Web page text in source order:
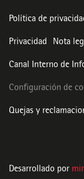
Política de
Privacidad Nota
Canal Interno de
Configuración de
Quejas y
Desarrollado por